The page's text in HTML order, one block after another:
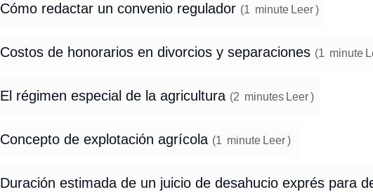
Cómo redactar un convenio regulador (1 minute Leer )
Costos de honorarios en divorcios y separaciones (1 minute
El régimen especial de la agricultura (2 minutes Leer )
Concepto de explotación agrícola (1 minute Leer )
Duración estimada de un juicio de desahucio exprés para